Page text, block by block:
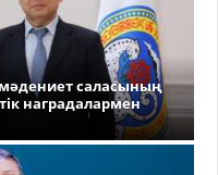
саласының
наградалармен